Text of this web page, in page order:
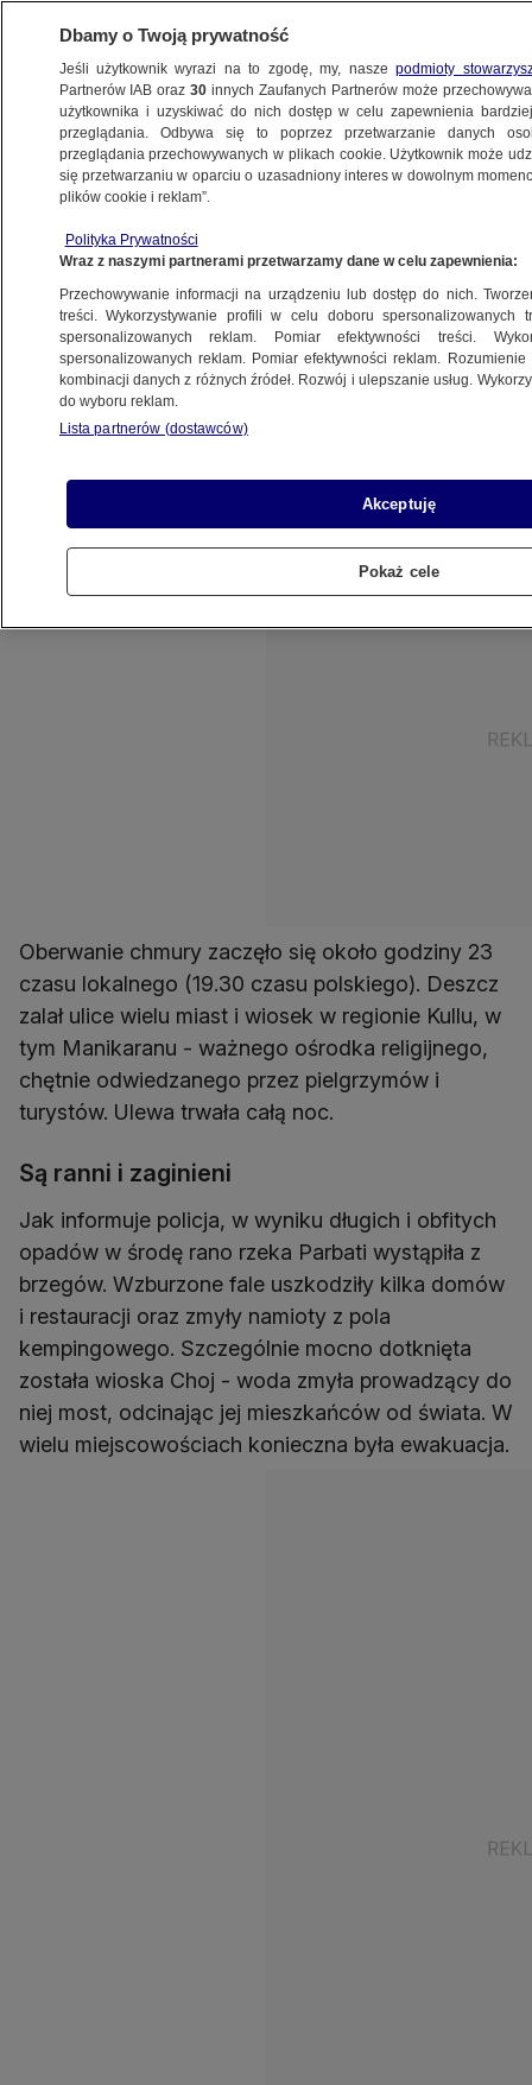
METEO
ŚWIAT
śmiertelne i zaginieni
7.07.2022, 08:49
Udostępnij
We wtorek indyjski stan Himachal Pradesh
media, w ich wyniku zginęła przynajmniej jedna
osoba, a wiele osób jest zaginionych.
Oberwanie chmury zaczęło się około godziny 23
czasu lokalnego (19.30 czasu polskiego). Deszcz
zalał ulice wielu miast i wiosek w regionie Kullu, w
tym Manikaranu - ważnego ośrodka religijnego,
chętnie odwiedzanego przez pielgrzymów i
turystów. Ulewa trwała całą noc.
Są ranni i zaginieni
Jak informuje policja, w wyniku długich i obfitych
opadów w środę rano rzeka Parbati wystąpiła z
brzegów. Wzburzone fale uszkodziły kilka domów
i restauracji oraz zmyły namioty z pola
kempingowego. Szczególnie mocno dotknięta
została wioska Choj - woda zmyła prowadzący do
niej most, odcinając jej mieszkańców od świata. W
wielu miejscowościach konieczna była ewakuacja.
Dbamy o Twoją prywatność
Jeśli użytkownik wyrazi na to zgodę, my, naszepodmioty
Partnerów IAB oraz30 innych Zaufanych Partnerów może
użytkownika i uzyskiwać do nich dostęp w celu zapewnienia
przeglądania. Odbywa się to poprzez przetwarzanie danych
przeglądania przechowywanych w plikach cookie. Użytkownik może
się przetwarzaniu w oparciu o uzasadniony interes w dowolnym
plików cookie i reklam”.
Polityka Prywatności
Wraz z naszymi partnerami przetwarzamy dane w celu zapewnienia:
Przechowywanie informacji na urządzeniu lub dostęp do nich.
treści. Wykorzystywanie profili w celu doboru spersonalizowanych
spersonalizowanych reklam. Pomiar efektywności treści.
spersonalizowanych reklam. Pomiar efektywności reklam.
kombinacji danych z różnych źródeł. Rozwój i ulepszanie usług.
do wyboru reklam.
Lista partnerów (dostawców)
Akceptuję
Pokaż cele